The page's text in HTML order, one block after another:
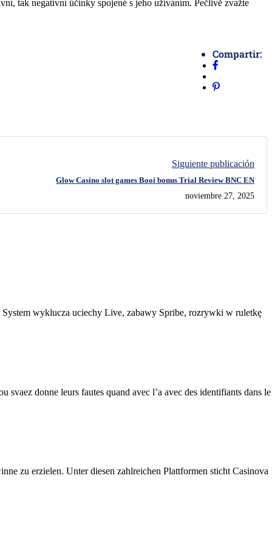
tak negativní účinky spojené s jeho užíváním. Pečlivě zvažte
Compartir:
Siguiente publicación
Glow Casino slot games Booi bonus Trial Review BNC EN
noviembre 27, 2025
System wyklucza uciechy Live, zabawy Spribe, rozrywki w ruletkę
donne leurs fautes quand avec l’a avec des identifiants dans le
zu erzielen. Unter diesen zahlreichen Plattformen sticht Casinova